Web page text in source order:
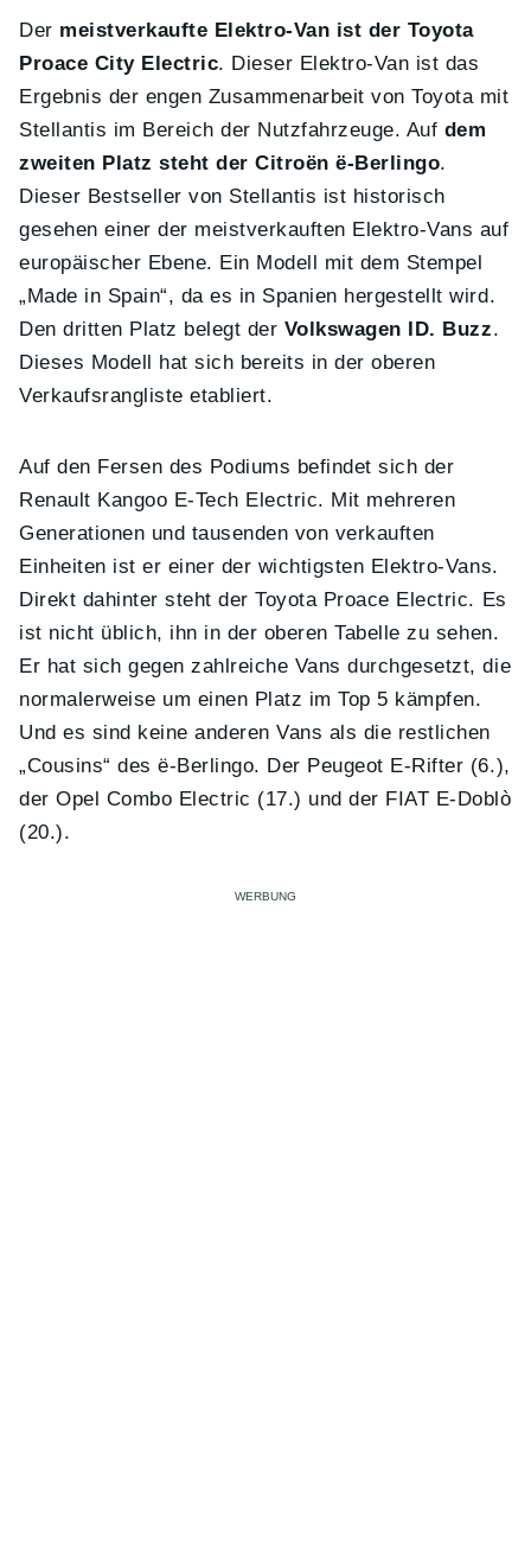
Der meistverkaufte Elektro-Van ist der Toyota
Proace City Electric. Dieser Elektro-Van ist das
Ergebnis der engen Zusammenarbeit von Toyota mit
Stellantis im Bereich der Nutzfahrzeuge. Auf dem
zweiten Platz steht der Citroën ë-Berlingo.
Dieser Bestseller von Stellantis ist historisch
gesehen einer der meistverkauften Elektro-Vans auf
europäischer Ebene. Ein Modell mit dem Stempel
„Made in Spain“, da es in Spanien hergestellt wird.
Den dritten Platz belegt der Volkswagen ID. Buzz.
Dieses Modell hat sich bereits in der oberen
Verkaufsrangliste etabliert.
Auf den Fersen des Podiums befindet sich der
Renault Kangoo E-Tech Electric. Mit mehreren
Generationen und tausenden von verkauften
Einheiten ist er einer der wichtigsten Elektro-Vans.
Direkt dahinter steht der Toyota Proace Electric. Es
ist nicht üblich, ihn in der oberen Tabelle zu sehen.
Er hat sich gegen zahlreiche Vans durchgesetzt, die
normalerweise um einen Platz im Top 5 kämpfen.
Und es sind keine anderen Vans als die restlichen
„Cousins“ des ë-Berlingo. Der Peugeot E-Rifter (6.),
der Opel Combo Electric (17.) und der FIAT E-Doblò
(20.).